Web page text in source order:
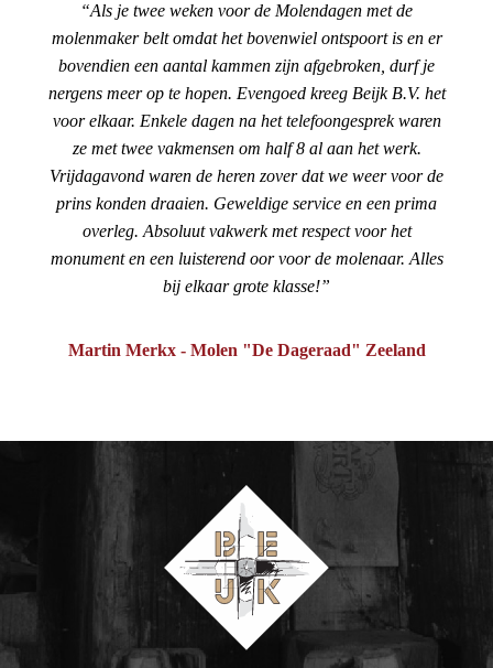
Als je twee weken voor de Molendagen met de
molenmaker belt omdat het bovenwiel ontspoort is en er
bovendien een aantal kammen zijn afgebroken, durf je
nergens meer op te hopen. Evengoed kreeg Beijk B.V. het
voor elkaar. Enkele dagen na het telefoongesprek waren
ze met twee vakmensen om half 8 al aan het werk.
Vrijdagavond waren de heren zover dat we weer voor de
prins konden draaien. Geweldige service en een prima
overleg. Absoluut vakwerk met respect voor het
monument en een luisterend oor voor de molenaar. Alles
bij elkaar grote klasse!
Martin Merkx - Molen "De Dageraad" Zeeland